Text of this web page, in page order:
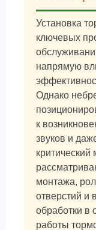
Установка
ключевых
напрямую
Однако
к
звуков и
монтажа,
отверстий и
обработки в
работы